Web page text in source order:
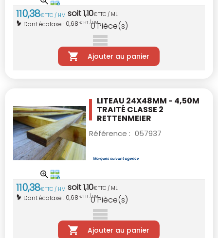
110,38€TTC / HM soit1,10€TTC / ML
Dont écotaxe : 0,68 € HT / HM
0Pièce(s)
Ajouter au panier
LITEAU 24X48MM - 4,50M
TRAITÉ CLASSE 2
RETTENMEIER
Référence : 057937
110,38€TTC / HM soit1,10€TTC / ML
Dont écotaxe : 0,68 € HT / HM
0Pièce(s)
Ajouter au panier